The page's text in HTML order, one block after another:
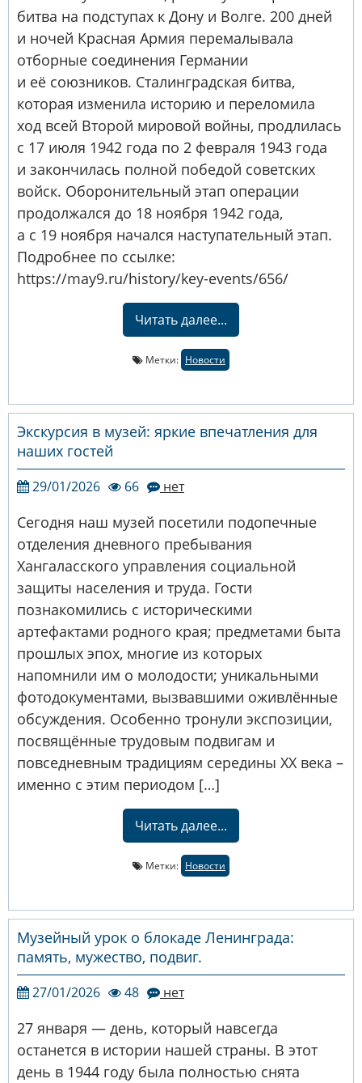
битва на подступах к Дону и Волге. 200 дней
и ночей Красная Армия перемалывала
отборные соединения Германии
и её союзников. Сталинградская битва,
которая изменила историю и переломила
ход всей Второй мировой войны, продлилась
с 17 июля 1942 года по 2 февраля 1943 года
и закончилась полной победой советских
войск. Оборонительный этап операции
продолжался до 18 ноября 1942 года,
а с 19 ноября начался наступательный этап.
Подробнее по ссылке:
https://may9.ru/history/key-events/656/
Метки: Новости
Читать далее...
Экскурсия в музей: яркие впечатления для
наших гостей
29/01/2026 66 нет
Сегодня наш музей посетили подопечные
отделения дневного пребывания
Хангаласского управления социальной
защиты населения и труда. Гости
познакомились с историческими
артефактами родного края; предметами быта
прошлых эпох, многие из которых
напомнили им о молодости; уникальными
фотодокументами, вызвавшими оживлённые
обсуждения. Особенно тронули экспозиции,
посвящённые трудовым подвигам и
повседневным традициям середины XX века –
именно с этим периодом […]
Метки: Новости
Читать далее...
Музейный урок о блокаде Ленинграда:
память, мужество, подвиг.
27/01/2026 48 нет
⁣27 января — день, который навсегда
останется в истории нашей страны. В этот
день в 1944 году была полностью снята